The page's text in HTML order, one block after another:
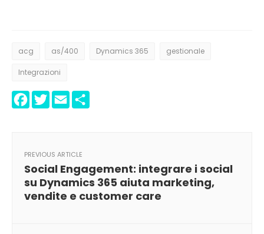
acg as/400 Dynamics 365 gestionale
Integrazioni
Facebook
Twitter
Email
PREVIOUS ARTICLE
Social Engagement: integrare i social
su Dynamics 365 aiuta marketing,
vendite e customer care